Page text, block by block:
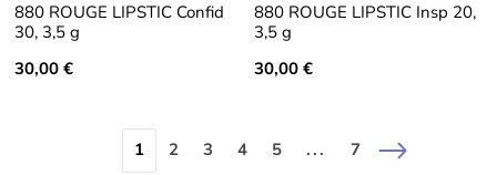
880 ROUGE LIPSTIC Confid
30, 3,5 g
30,00 €
880 ROUGE LIPSTIC Insp 20,
3,5 g
30,00 €
1 2 3 4 5 ... 7